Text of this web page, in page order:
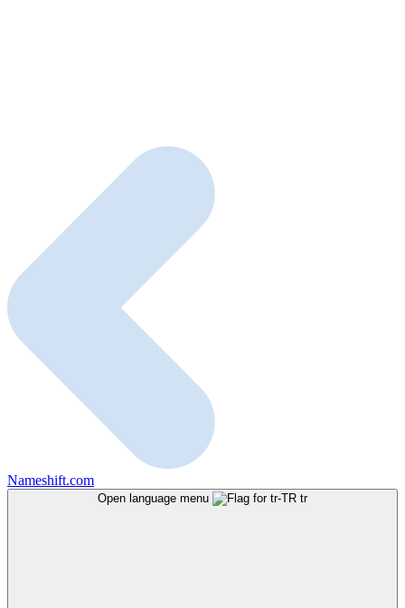
Nameshift.com
Open language menu tr